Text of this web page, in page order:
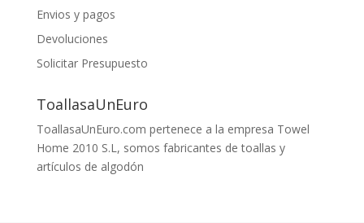
Envios y pagos
Devoluciones
Solicitar Presupuesto
ToallasaUnEuro
ToallasaUnEuro.com pertenece a la empresa Towel
Home 2010 S.L, somos fabricantes de toallas y
artículos de algodón